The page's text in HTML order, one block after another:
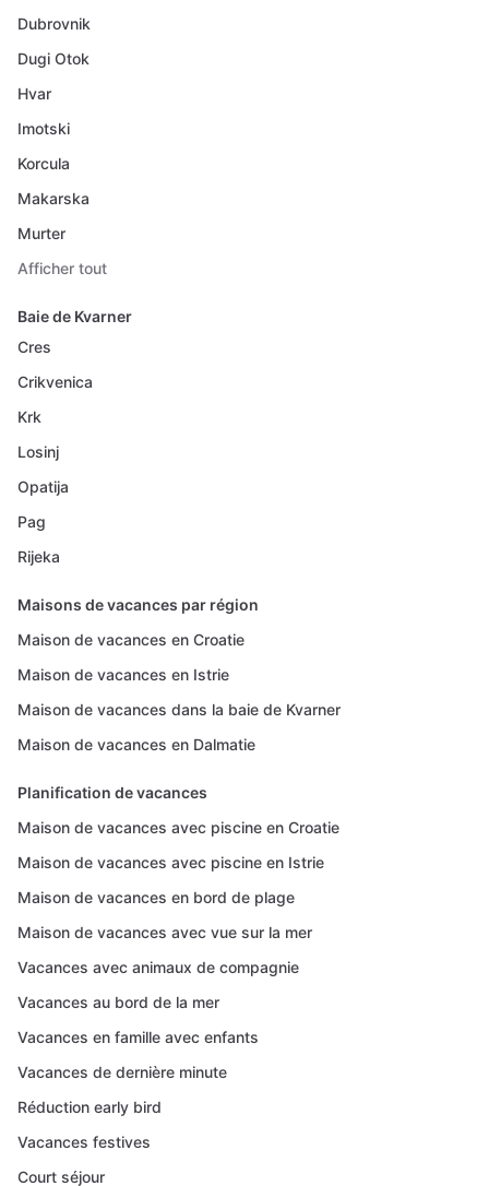
Dubrovnik
Dugi Otok
Hvar
Imotski
Korcula
Makarska
Murter
Afficher tout
Baie de Kvarner
Cres
Crikvenica
Krk
Losinj
Opatija
Pag
Rijeka
Maisons de vacances par région
Maison de vacances en Croatie
Maison de vacances en Istrie
Maison de vacances dans la baie de Kvarner
Maison de vacances en Dalmatie
Planification de vacances
Maison de vacances avec piscine en Croatie
Maison de vacances avec piscine en Istrie
Maison de vacances en bord de plage
Maison de vacances avec vue sur la mer
Vacances avec animaux de compagnie
Vacances au bord de la mer
Vacances en famille avec enfants
Vacances de dernière minute
Réduction early bird
Vacances festives
Court séjour